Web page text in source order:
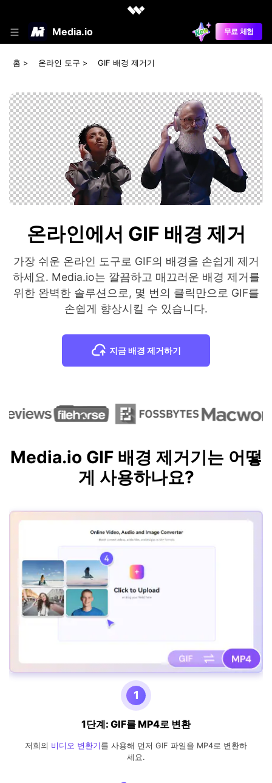
Media.io 무료 체험
홈 > 온라인 도구 > GIF 배경 제거기
온라인에서 GIF 배경 제거
가장 쉬운 온라인 도구로 GIF의 배경을 손쉽게 제거
하세요. Media.io는 깔끔하고 매끄러운 배경 제거를
위한 완벽한 솔루션으로, 몇 번의 클릭만으로 GIF를
손쉽게 향상시킬 수 있습니다.
지금 배경 제거하기
Media.io GIF 배경 제거기는 어떻
게 사용하나요?
1
1단계: GIF를 MP4로 변환
저희의 비디오 변환기 를 사용해 먼저 GIF 파일을 MP4로 변환하
세요.